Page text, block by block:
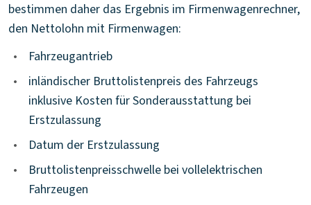
bestimmen daher das Ergebnis im Firmenwagenrechner,
den Nettolohn mit Firmenwagen:
•
Fahrzeugantrieb
•
inländischer Bruttolistenpreis des Fahrzeugs
inklusive Kosten für Sonderausstattung bei
Erstzulassung
•
Datum der Erstzulassung
•
Bruttolistenpreisschwelle bei vollelektrischen
Fahrzeugen